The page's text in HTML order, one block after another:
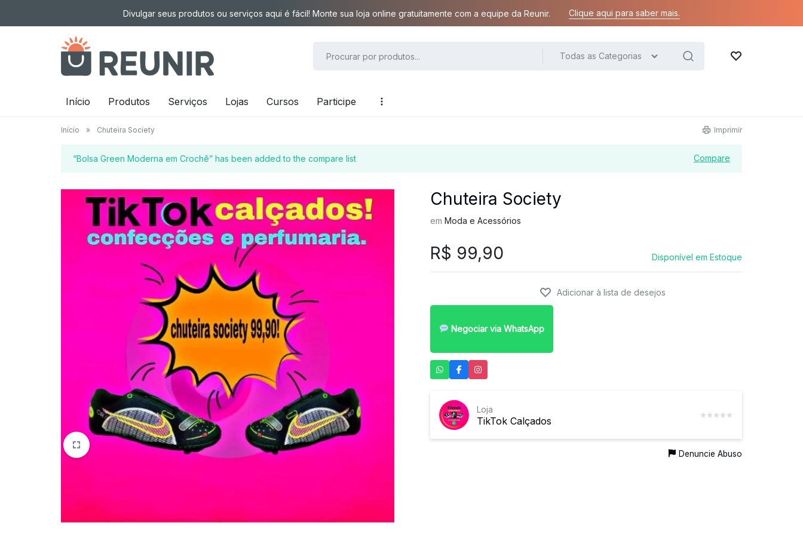
Divulgar seus produtos ou serviços aqui é fácil! Monte sua loja online gratuitamente com a equipe da Reunir. Clique aqui para saber mais.
oportunizando
trabalho
decente
para
Todas as Categorias
Início Produtos Serviços Lojas Cursos Participe
Início » Chuteira Society Imprimir
Compare
“Bolsa Green Moderna em Crochê” has been added to the compare list
Chuteira Society
emModa e Acessórios
R$ 99,90 Disponível em Estoque
Negociar via WhatsApp
TikTok Calçados
Loja
Denuncie Abuso